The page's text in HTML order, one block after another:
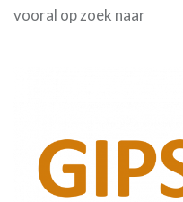
vooral op zoek naar